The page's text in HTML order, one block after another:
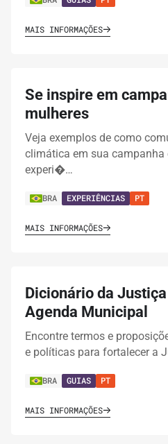
MAIS INFORMAÇÕES
Se inspire em
mulheres
Veja exemplos de como
climática em sua campanha
experi�…
BRA EXPERIÊNCIAS PT
MAIS INFORMAÇÕES
Dicionário da
Agenda Municipal
Encontre termos e
e políticas para fortalecer a
BRA GUIAS PT
MAIS INFORMAÇÕES